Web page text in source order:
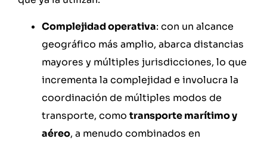
Complejidad operativa: con un alcance
geográfico más amplio, abarca distancias
mayores y múltiples jurisdicciones, lo que
incrementa la complejidad e involucra la
coordinación de múltiples modos de
transporte, como transporte marítimo y
aéreo, a menudo combinados en